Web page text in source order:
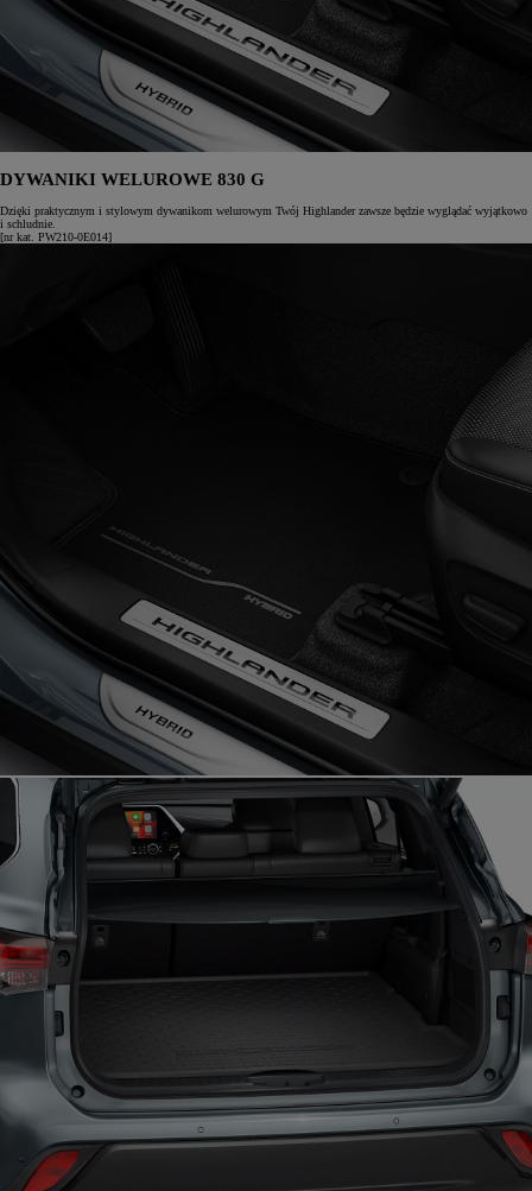
DYWANIKI WELUROWE 830 G
Dzięki praktycznym i stylowym dywanikom welurowym Twój Highlander zawsze będzie wyglądać wyjątkowo
i schludnie.
[nr kat. PW210-0E014]